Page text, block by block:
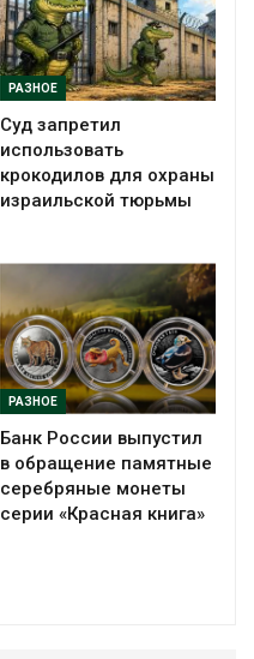
РАЗНОЕ
Суд запретил
использовать
крокодилов для охраны
израильской тюрьмы
РАЗНОЕ
Банк России выпустил
в обращение памятные
серебряные монеты
серии «Красная книга»